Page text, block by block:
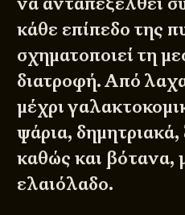
κάθε επίπεδο της
σχηματοποιεί τη
διατροφή. Από
μέχρι
ψάρια,
καθώς και βότανα,
ελαιόλαδο.